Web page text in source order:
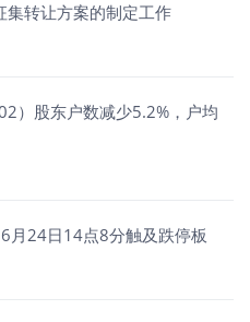
集转让方案的制定工作
）股东户数减少5.2%，户均
月24日14点8分触及跌停板